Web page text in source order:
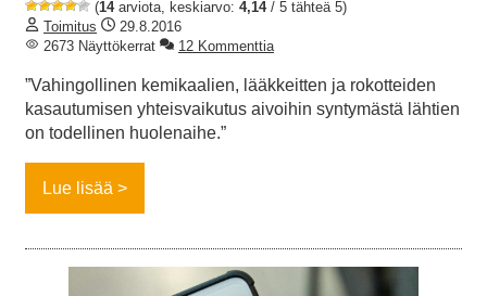
(14arviota, keskiarvo: 4,14/ 5 tähteä 5)
Toimitus
29.8.2016
2673 Näyttökerrat
12 Kommenttia
”Vahingollinen kemikaalien, lääkkeitten ja rokotteiden
kasautumisen yhteisvaikutus aivoihin syntymästä lähtien
on todellinen huolenaihe.”
Lue lisää